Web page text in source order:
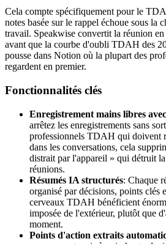
Cela compte spécifiquement pour le
notes basée sur le rappel échoue sous la
travail. Speakwise convertit la réunion
avant que la courbe d'oubli TDAH des
pousse dans Notion où la plupart des
regardent en premier.
Fonctionnalités clés
Enregistrement mains libres
arrêtez les enregistrements sans
professionnels TDAH qui doivent
dans les conversations, cela
distrait par l'appareil » qui détruit
réunions.
Résumés IA structurés: Chaque
organisé par décisions, points clés
cerveaux TDAH bénéficient
imposée de l'extérieur, plutôt que
moment.
Points d'action extraits